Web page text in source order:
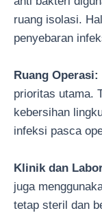
ruang isolasi.
penyebaran
Ruang Operasi:
prioritas utama.
kebersihan
infeksi pasca
Klinik dan
juga
tetap steril dan